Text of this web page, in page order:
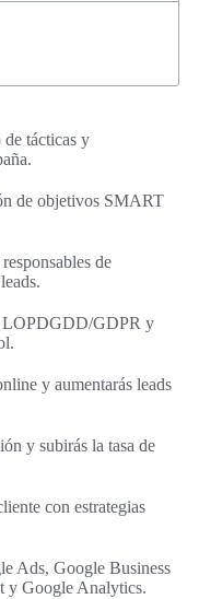
tácticas y
de objetivos SMART
de
LOPDGDD/GDPR y
y aumentarás leads
y subirás la tasa de
con estrategias
Ads, Google Business
y Google Analytics.